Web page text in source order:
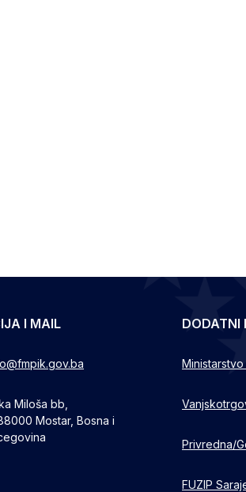
I MAIL
Miloša bb,
Mostar, Bosna i
DODATNI
Privredna/
FUZIP